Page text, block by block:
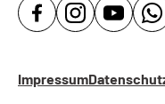
Impressum